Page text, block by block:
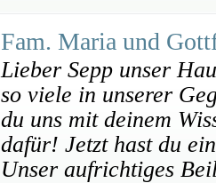
Fam. Maria und
Lieber Sepp unser
so viele in unserer
du uns mit deinem
dafür! Jetzt hast du
Unser aufrichtiges